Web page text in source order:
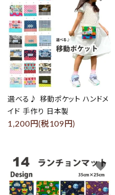
選べる♪ 移動ポケット ハンドメ
イド 手作り 日本製
1,200円(税109円)
favorite